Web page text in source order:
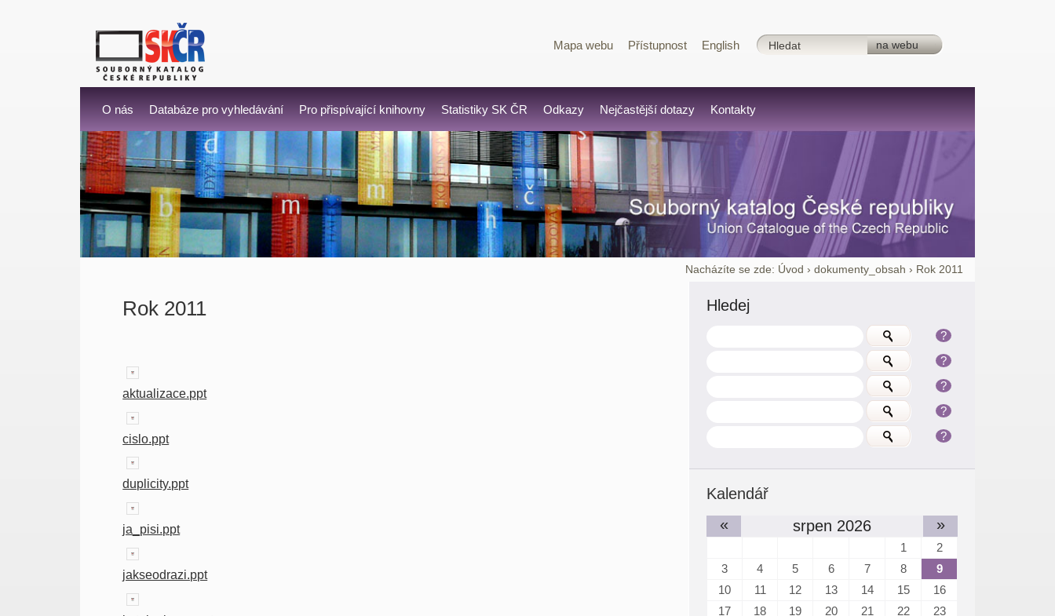
Mapa webu Přístupnost English
O nás Databáze pro vyhledávání Pro přispívající knihovny Statistiky SK ČR Odkazy Nejčastější dotazy Kontakty
Nacházíte se zde: Úvod ›dokumenty_obsah › Rok 2011
Rok 2011
aktualizace.ppt
cislo.ppt
duplicity.ppt
ja_pisi.ppt
jakseodrazi.ppt
Hledej
?
?
?
?
?
Kalendář
«
srpen 2026 »
1
2
3
4 5 6 7 8
9
10
11 12 13 14 15
16
17
18 19 20 21 22
23